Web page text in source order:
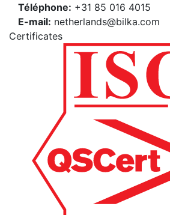
Téléphone: +31 85 016 4015
E-mail: netherlands@bilka.com
Certificates